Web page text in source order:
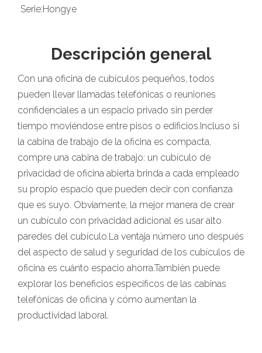
Serie:Hongye
Descripción general
Con una oficina de cubículos pequeños, todos
pueden llevar llamadas telefónicas o reuniones
confidenciales a un espacio privado sin perder
tiempo moviéndose entre pisos o edificios.Incluso si
la cabina de trabajo de la oficina es compacta,
compre una cabina de trabajo: un cubículo de
privacidad de oficina abierta brinda a cada empleado
su propio espacio que pueden decir con confianza
que es suyo. Obviamente, la mejor manera de crear
un cubículo con privacidad adicional es usar alto
paredes del cubículo.La ventaja número uno después
del aspecto de salud y seguridad de los cubículos de
oficina es cuánto espacio ahorra.También puede
explorar los beneficios específicos de las cabinas
telefónicas de oficina y cómo aumentan la
productividad laboral.